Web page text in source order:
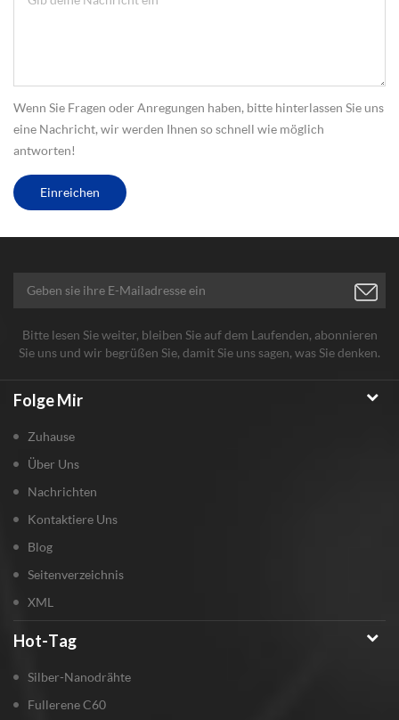
Wenn Sie Fragen oder Anregungen haben, bitte hinterlassen Sie uns
eine Nachricht, wir werden Ihnen so schnell wie möglich
antworten!
Bitte lesen Sie weiter, bleiben Sie auf dem Laufenden, abonnieren
Sie uns und wir begrüßen Sie, damit Sie uns sagen, was Sie denken.
Folge Mir
Zuhause
Über Uns
Nachrichten
Kontaktiere Uns
Blog
Seitenverzeichnis
XML
Hot-Tag
Silber-Nanodrähte
Fullerene C60